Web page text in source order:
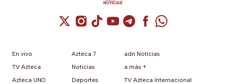
Cuenta de X / Twitter (se abre en una
Cuenta de Instagram (se abre en una
Cuenta de TikTok (se abre en
Cuenta de YouTube (se abre
Cuenta de Telegram (se
Cuenta de
Cuenta de
En vivo
TV Azteca
Azteca UNO
Azteca 7
Noticias
Deportes
adn Noticias
a más +
TV Azteca Internacional